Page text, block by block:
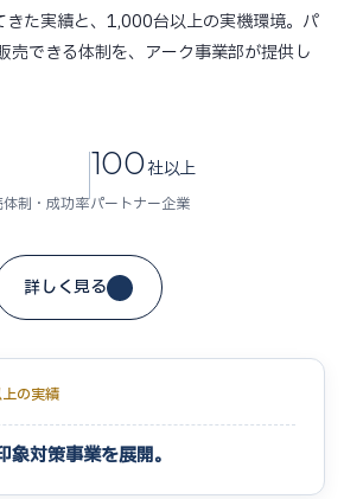
た実績と、1,000台以上の実機環境。パ
売できる体制を、アーク事業部が提供し
制・成功率
100社以上
パートナー企業
詳しく見る
の実績
対策事業を展開。